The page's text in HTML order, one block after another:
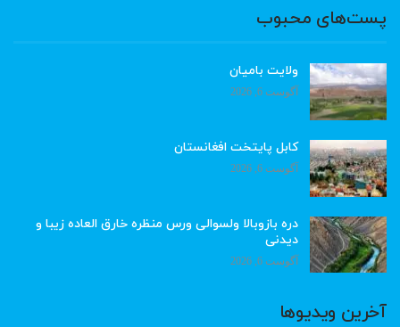
پست‌های محبوب
ولایت بامیان
آگوست 6, 2026
کابل پایتخت افغانستان
آگوست 6, 2026
دره بازوبالا ولسوالی ورس منظره خارق العاده زیبا و
دیدنی
آگوست 6, 2026
آخرین ویدیوها